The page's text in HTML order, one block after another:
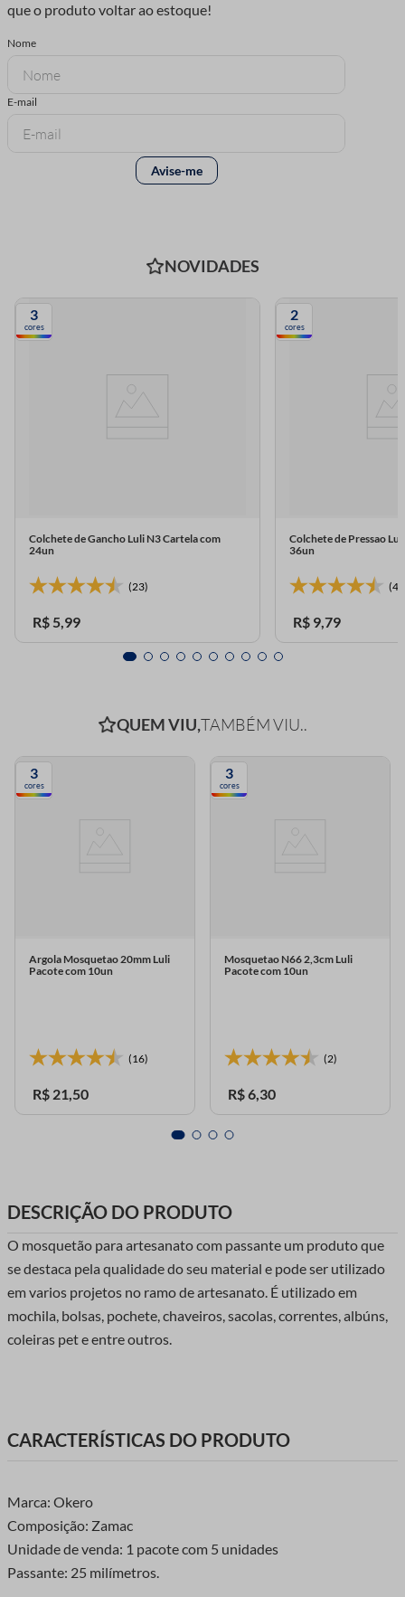
NOVIDADES
3
cores
Colchete de Gancho Luli N3 Cartela com
24un
(23)
R$ 5,99
2
cores
Colchete de Pressao
36un
(4)
R$ 9,79
QUEM VIU,TAMBÉM VIU..
3
cores
Argola Mosquetao 20mm Luli
Pacote com 10un
(16)
R$ 21,50
3
cores
Mosquetao N66 2,3cm Luli
Pacote com 10un
(2)
R$6,30
DESCRIÇÃO DO PRODUTO
O mosquetão para artesanato com passante um produto que
se destaca pela qualidade do seu material e pode ser utilizado
em varios projetos no ramo de artesanato. É utilizado em
mochila, bolsas, pochete, chaveiros, sacolas, correntes, albúns,
coleiras pet e entre outros.
CARACTERÍSTICAS DO PRODUTO
Marca: Okero
Composição: Zamac
Unidade de venda: 1 pacote com 5 unidades
Passante: 25 milímetros.